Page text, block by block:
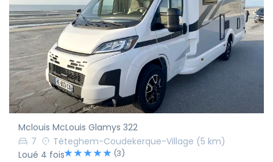
Mclouis McLouis Glamys 322
7
Téteghem-Coudekerque-Village (5 km)
Loué 4 fois
(3)